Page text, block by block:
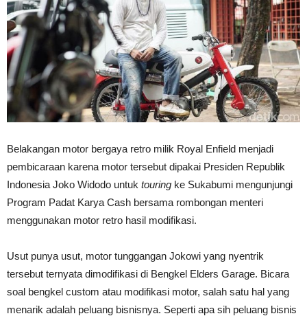
Belakangan motor bergaya retro milik Royal Enfield menjadi
pembicaraan karena motor tersebut dipakai Presiden Republik
Indonesia Joko Widodo untuk touring ke Sukabumi mengunjungi
Program Padat Karya Cash bersama rombongan menteri
menggunakan motor retro hasil modifikasi.
Usut punya usut, motor tunggangan Jokowi yang nyentrik
tersebut ternyata dimodifikasi di Bengkel Elders Garage. Bicara
soal bengkel custom atau modifikasi motor, salah satu hal yang
menarik adalah peluang bisnisnya. Seperti apa sih peluang bisnis